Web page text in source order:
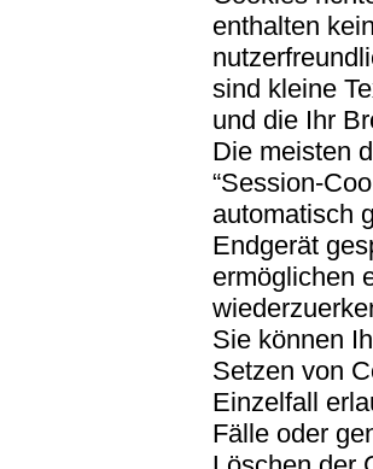
enthalten
sind kleine
und die Ihr
Die meisten
“Session-
automatisch
Endgerät
ermöglichen
Sie können
Setzen von
Einzelfall
Fälle oder